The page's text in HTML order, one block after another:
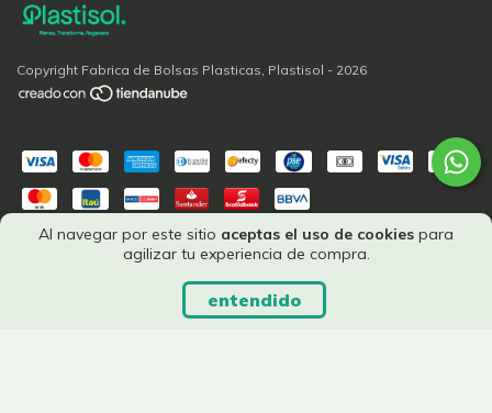
Al navegar por este sitio aceptas el uso de cookies para
agilizar tu experiencia de compra.
entendido
Copyright Fabrica de Bolsas Plasticas, Plastisol - 2026